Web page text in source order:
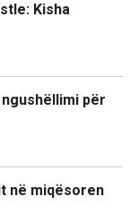
Kisha
për
në miqësoren